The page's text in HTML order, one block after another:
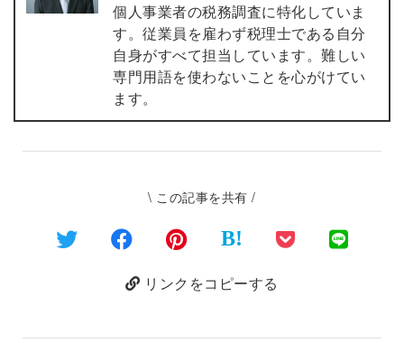
個人事業者の税務調査に特化していま
す。従業員を雇わず税理士である自分
自身がすべて担当しています。難しい
専門用語を使わないことを心がけてい
ます。
\ この記事を共有 /
B!
リンクをコピーする